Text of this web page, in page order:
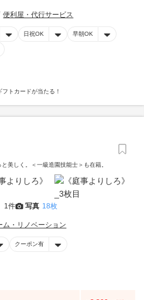
便利屋・代行サービス
日祝OK 早朝OK
トカードが当たる！
美しく。＜一級造園技能士＞も在籍。
1件 写真 18枚
ム・リノベーション
クーポン有